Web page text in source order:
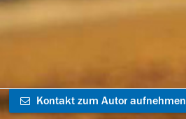
Kontakt zum Autor aufnehmen